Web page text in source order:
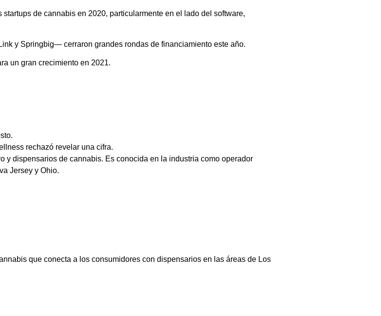
de cannabis en 2020, particularmente en el lado del software,
y Springbig— cerraron grandes rondas de financiamiento este año.
un gran crecimiento en 2021.
rechazó revelar una cifra.
dispensarios de cannabis. Es conocida en la industria como operador
Jersey y Ohio.
que conecta a los consumidores con dispensarios en las áreas de Los